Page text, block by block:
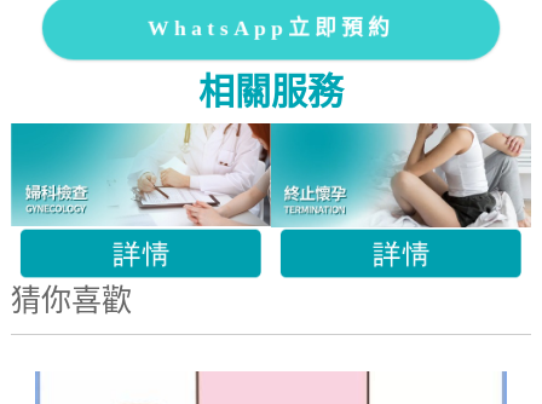
WhatsApp立即預約
相關服務
猜你喜歡